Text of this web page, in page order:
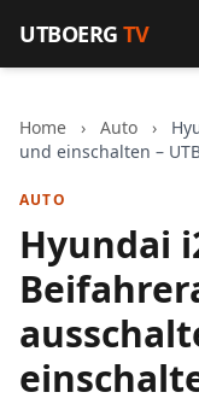
UTBOERGTV
Home › Auto ›
und einschalten –
AUTO
Hyundai